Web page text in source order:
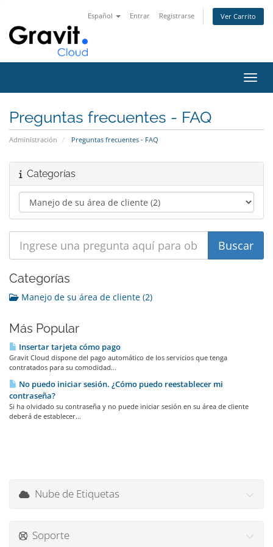
Español Entrar Registrarse Ver Carrito
Preguntas frecuentes - FAQ
Administración Preguntas frecuentes - FAQ
Categorías
Categorías
Manejo de su área de cliente (2)
Más Popular
Insertar tarjeta cómo pago
Gravit Cloud dispone del pago automático de los servicios que tenga
contratados para su comodidad...
No puedo iniciar sesión. ¿Cómo puedo reestablecer mi
contraseña?
Si ha olvidado su contraseña y no puede iniciar sesión en su área de cliente
deberá de establecer...
Nube de Etiquetas
Soporte